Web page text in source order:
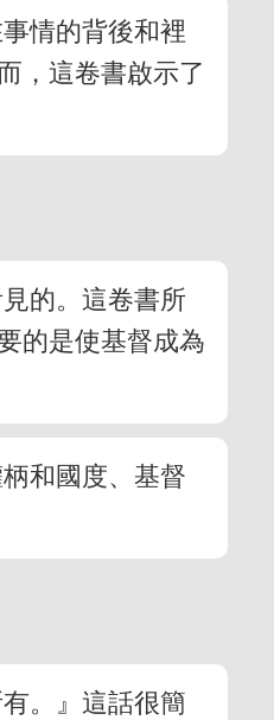
情的背後和裡
，這卷書啟示了
的。這卷書所
的是使基督成為
和國度、基督
。』這話很簡